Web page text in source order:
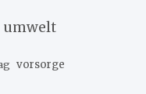
umwelt
vorsorge